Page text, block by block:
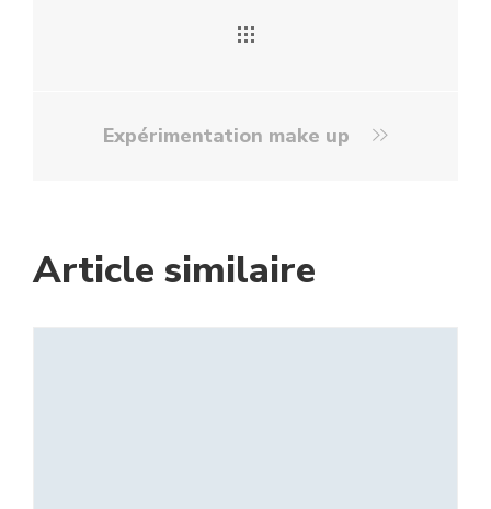
Expérimentation make up
Article similaire